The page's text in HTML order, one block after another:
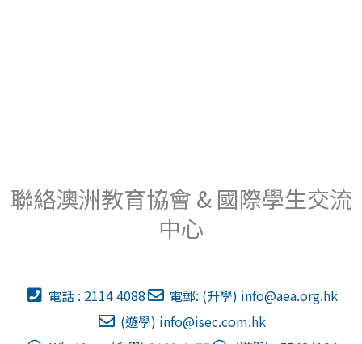
聯絡澳洲教育協會 & 國際學生交流
中心
電話 : 2114 4088 電郵: (升學) info@aea.org.hk
(遊學) info@isec.com.hk